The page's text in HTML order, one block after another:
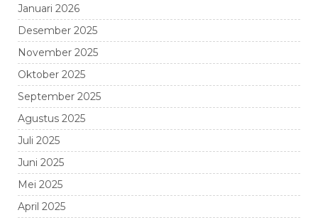
Januari 2026
Desember 2025
November 2025
Oktober 2025
September 2025
Agustus 2025
Juli 2025
Juni 2025
Mei 2025
April 2025